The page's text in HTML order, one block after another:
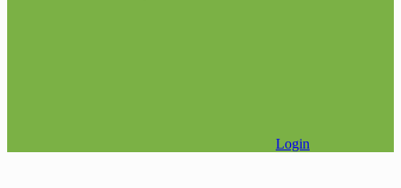
Login